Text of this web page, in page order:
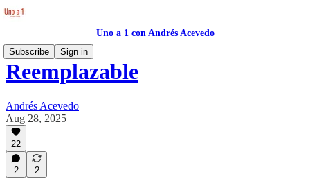
Uno a 1 con Andrés Acevedo
Subscribe
Sign in
Reemplazable
Andrés Acevedo
Aug 28, 2025
22
2 2